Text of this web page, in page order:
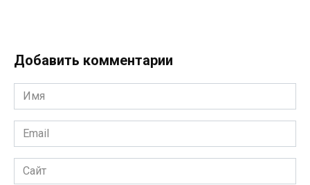
Добавить комментарии
Имя
*
Email
*
Сайт